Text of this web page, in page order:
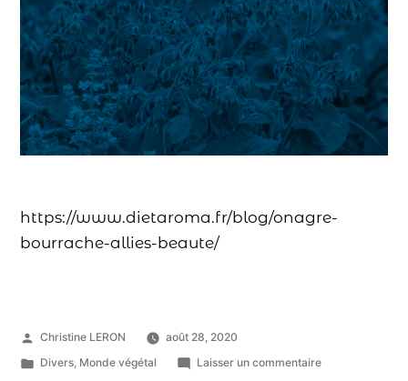
https://www.dietaroma.fr/blog/onagre-
bourrache-allies-beaute/
Christine LERON
août 28, 2020
Divers Monde végétal Laisser un commentaire